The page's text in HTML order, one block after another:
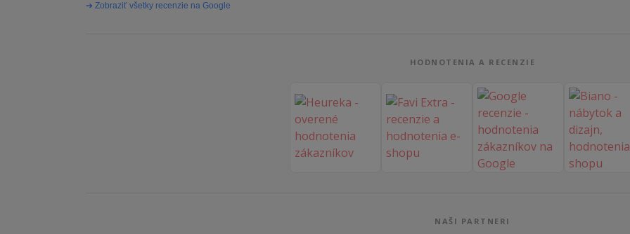
➔ Zobraziť všetky recenzie na Google
HODNOTENIA A RECENZIE
NAŠI PARTNERI